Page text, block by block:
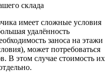
склада
имеет сложные условия
удалённость
заноса на этажи
может потребоваться
В этом случае стоимость их